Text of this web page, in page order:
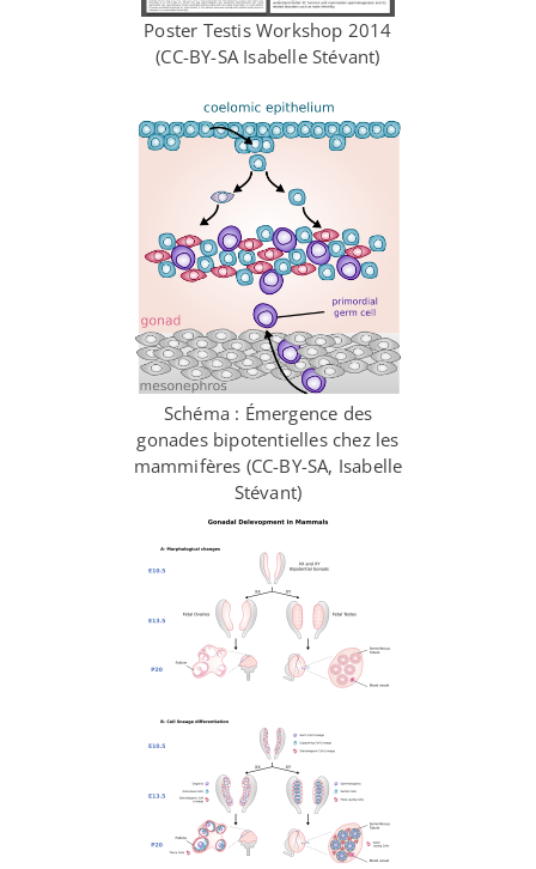
Poster Testis Workshop 2014
(CC-​BY-​SA Isabelle Stévant)
Schéma : Émergence des
gonades bipotentielles chez les
mammifères (CC-​BY-​SA, Isabelle
Stévant)